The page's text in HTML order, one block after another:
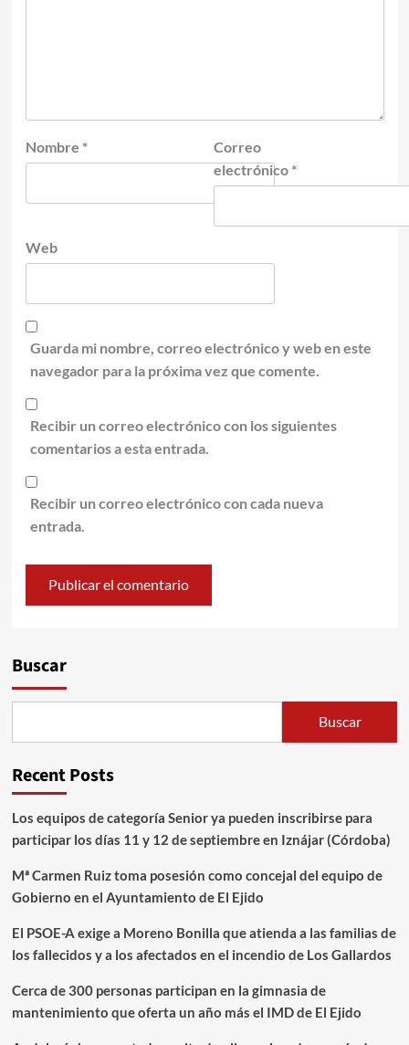
Nombre *
Correo
electrónico *
Web
Guarda mi nombre, correo electrónico y web en este
navegador para la próxima vez que comente.
Recibir un correo electrónico con los siguientes
comentarios a esta entrada.
Recibir un correo electrónico con cada nueva
entrada.
Buscar
Buscar
Recent Posts
Los equipos de categoría Senior ya pueden inscribirse para
participar los días 11 y 12 de septiembre en Iznájar (Córdoba)
Mª Carmen Ruiz toma posesión como concejal del equipo de
Gobierno en el Ayuntamiento de El Ejido
El PSOE-A exige a Moreno Bonilla que atienda a las familias de
los fallecidos y a los afectados en el incendio de Los Gallardos
Cerca de 300 personas participan en la gimnasia de
mantenimiento que oferta un año más el IMD de El Ejido